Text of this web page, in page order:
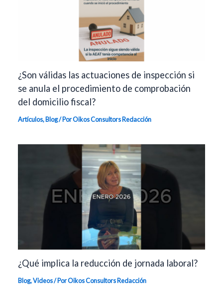
¿Son válidas las actuaciones de inspección si
se anula el procedimiento de comprobación
del domicilio fiscal?
Artículos,Blog/ Por Oikos ConsultorsRedacción
¿Qué implica la reducción de jornada laboral?
Blog,Videos/ Por Oikos ConsultorsRedacción